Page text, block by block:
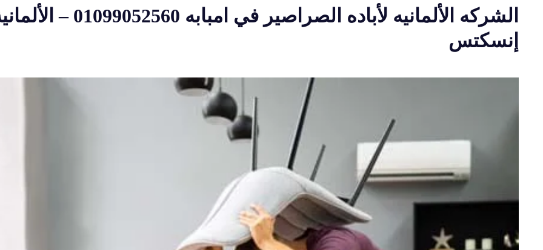
الشركه الألمانيه لأباده الصراصير في امبابه 01099052560
إنسكتس